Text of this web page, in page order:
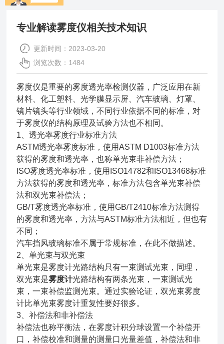
专业解读雾度仪相关技术知识
更新时间：2023-03-20
浏览次数：1484
雾度仪是重要的雾度透光率检测仪器，广泛应用在新
材料、化工塑料、光学膜显示屏、汽车玻璃、灯罩、
镜片镜头等行业领域，不同行业依据不同的标准，对
于雾度仪的结构原理及试验方法也不相同。
1、透光率雾度行业标准方法
ASTM透光率雾度标准，使用ASTM D1003标准方法
获得的雾度和透光率，也称单光束非补偿方法；
ISO雾度透光率标准，使用ISO14782和ISO13468标准
方法获得的雾度和透光率，标准方法包含单光束补偿
法和双光束补偿法；
GB/T雾度透光率标准，使用GB/T2410标准方法测得
的雾度和透光率，方法与ASTM标准方法相近，但也有
不同；
汽车挡风玻璃标准不属于常规标准，在此不做描述。
2、单光束与双光束
单光束是雾度计光路结构只有一束测试光束，同理，
双光束是雾度计光路结构有两条光束，一束测试光
束，一束补偿监测光束。通过实验论证，双光束雾度
计比单光束雾度计重复性要好很多。
3、补偿法和非补偿法
补偿法也称平衡法，在雾度计积分球设置一个补偿开
口，补偿校准和测量的测量口光量差值，补偿法和非